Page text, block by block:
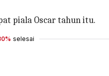
piala Oscar tahun itu.
selesai